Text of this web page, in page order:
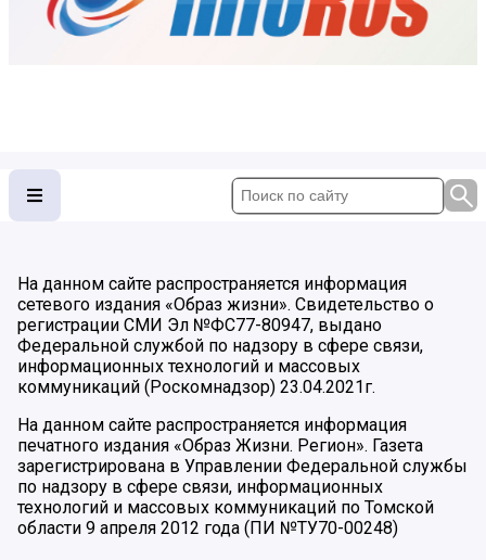
На данном сайте распространяется информация
сетевого издания «Образ жизни». Свидетельство о
регистрации СМИ Эл №ФС77-80947, выдано
Федеральной службой по надзору в сфере связи,
информационных технологий и массовых
коммуникаций (Роскомнадзор) 23.04.2021г.
На данном сайте распространяется информация
печатного издания «Образ Жизни. Регион». Газета
зарегистрирована в Управлении Федеральной службы
по надзору в сфере связи, информационных
технологий и массовых коммуникаций по Томской
области 9 апреля 2012 года (ПИ №ТУ70-00248)